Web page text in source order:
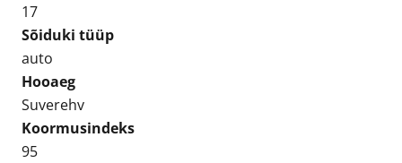
17
Sõiduki tüüp
auto
Hooaeg
Suverehv
Koormusindeks
95